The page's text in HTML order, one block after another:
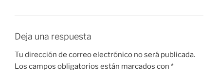
Deja una respuesta
Tu dirección de correo electrónico no será publicada.
Los campos obligatorios están marcados con *